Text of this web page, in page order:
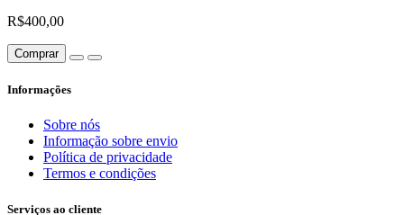
R$400,00
Comprar
Informações
Sobre nós
Informação sobre envio
Política de privacidade
Termos e condições
Serviços ao cliente